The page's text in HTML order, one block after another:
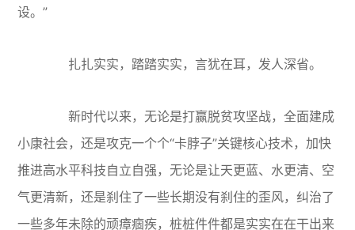
设。”
扎扎实实，踏踏实实，言犹在耳，发人深省。
新时代以来，无论是打赢脱贫攻坚战，全面建成
小康社会，还是攻克一个个“卡脖子”关键核心技术，加快
推进高水平科技自立自强，无论是让天更蓝、水更清、空
气更清新，还是刹住了一些长期没有刹住的歪风，纠治了
一些多年未除的顽瘴痼疾，桩桩件件都是实实在在干出来